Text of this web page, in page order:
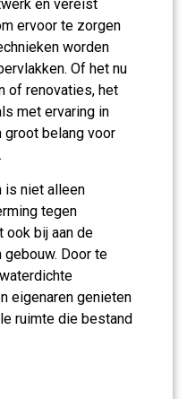
en vereist
ervoor te zorgen
worden
Of het nu
of renovaties, het
met ervaring in
belang voor
is niet alleen
tegen
ook bij aan de
Door te
eigenaren genieten
ruimte die bestand